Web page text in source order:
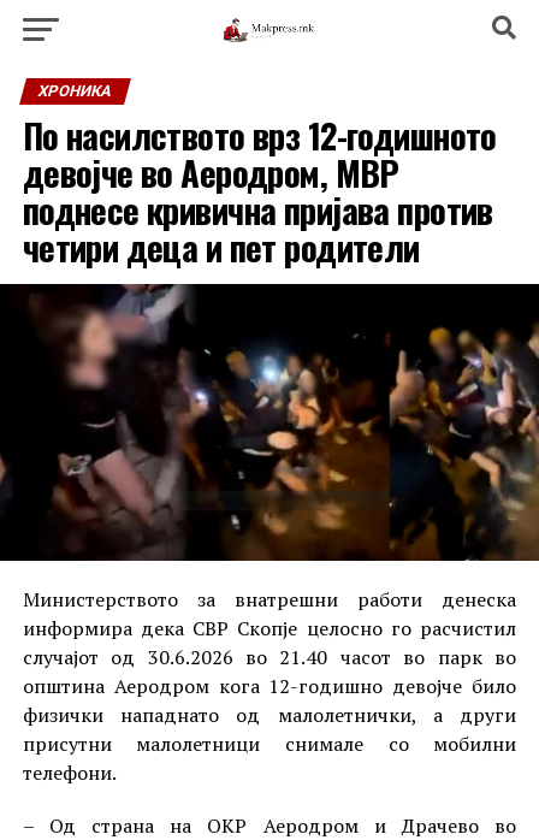
ХРОНИКА
По насилството врз 12-годишното
девојче во Аеродром, МВР
поднесе кривична пријава против
четири деца и пет родители
Министерството за внатрешни работи денеска
информира дека СВР Скопје целосно го расчистил
случајот од 30.6.2026 во 21.40 часот во парк во
општина Аеродром кога 12-годишно девојче било
физички нападнато од малолетнички, а други
присутни малолетници снимале со мобилни
телефони.
– Од страна на ОКР Аеродром и Драчево во